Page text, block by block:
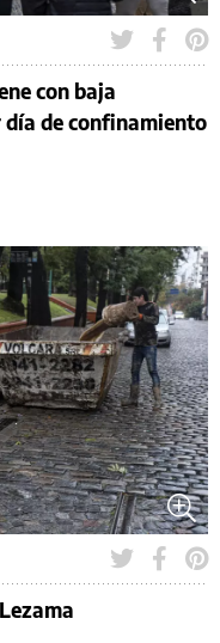
con baja
día de confinamiento